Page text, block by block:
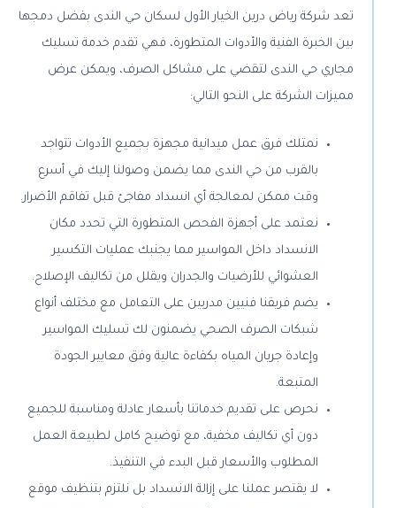
تعد شركة رياض درين الخيار الأول لسكان حي الندى بفضل دمجها
بين الخبرة الفنية والأدوات المتطورة، فهي تقدم خدمة تسليك
مجاري حي الندى لتقضي على مشاكل الصرف، ويمكن عرض
مميزات الشركة على النحو التالي:
نمتلك فرق عمل ميدانية مجهزة بجميع الأدوات تتواجد
بالقرب من حي الندى مما يضمن وصولنا إليك في أسرع
وقت ممكن لمعالجة أي انسداد مفاجئ قبل تفاقم الأضرار.
نعتمد على أجهزة الفحص المتطورة التي تحدد مكان
الانسداد داخل المواسير مما يجنبك عمليات التكسير
العشوائي للأرضيات والجدران ويقلل من تكاليف الإصلاح.
يضم فريقنا فنيين مدربين على التعامل مع مختلف أنواع
شبكات الصرف الصحي يضمنون لك تسليك المواسير
وإعادة جريان المياه بكفاءة عالية وفق معايير الجودة
المتبعة.
نحرص على تقديم خدماتنا بأسعار عادلة ومناسبة للجميع
دون أي تكاليف مخفية، مع توضيح كامل لطبيعة العمل
المطلوب والأسعار قبل البدء في التنفيذ.
لا يقتصر عملنا على إزالة الانسداد بل نلتزم بتنظيف موقع